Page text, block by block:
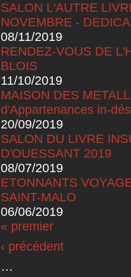
SALON L'AUTRE
NOVEMBRE -
08/11/2019
RENDEZ-VOUS DE
BLOIS
11/10/2019
MAISON DES
d'Appartenances in-
20/09/2019
SALON DU LIVRE
D'OUESSANT 2019
08/07/2019
ETONNANTS
SAINT-MALO
06/06/2019
Pages
« premier
‹ précédent
…